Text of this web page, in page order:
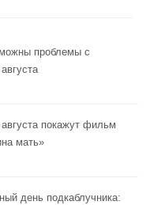
проблемы с
покажут фильм
мать»
день подкаблучника: